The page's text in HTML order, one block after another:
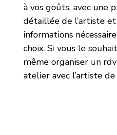
à vos goûts, avec une
détaillée de l’artiste
informations
choix. Si vous le
même organiser un
atelier avec l’artiste